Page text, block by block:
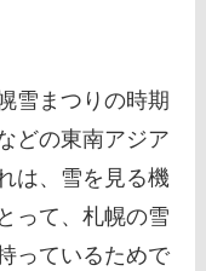
雪まつりの時期
どの東南アジア
は、雪を見る機
って、札幌の雪
っているためで